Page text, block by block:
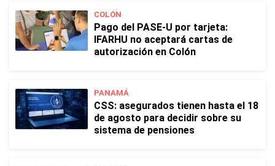
COLÓN
Pago del PASE-U por tarjeta:
IFARHU no aceptará cartas de
autorización en Colón
PANAMÁ
CSS: asegurados tienen hasta el 18
de agosto para decidir sobre su
sistema de pensiones